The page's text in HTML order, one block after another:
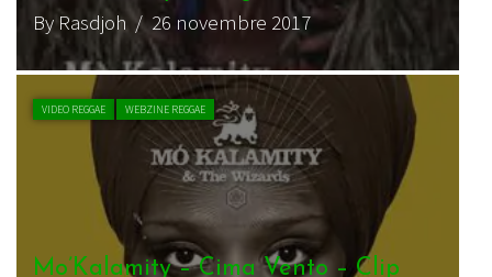
By Rasdjoh/ 26 novembre 2017
VIDEO REGGAE WEBZINE REGGAE
Mo’Kalamity – Cima Vento – Clip